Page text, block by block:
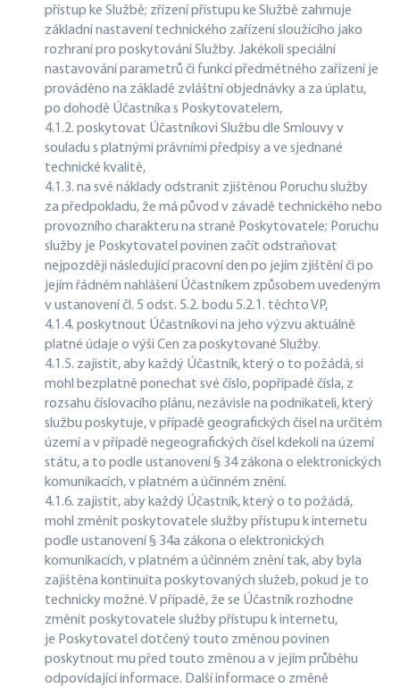
přístup ke Službě; zřízení přístupu ke Službě zahrnuje
základní nastavení technického zařízení sloužícího jako
rozhraní pro poskytování Služby. Jakékoli speciální
nastavování parametrů či funkcí předmětného zařízení je
prováděno na základě zvláštní objednávky a za úplatu,
po dohodě Účastníka s Poskytovatelem,
4.1.2. poskytovat Účastníkovi Službu dle Smlouvy v
souladu s platnými právními předpisy a ve sjednané
technické kvalitě,
4.1.3. na své náklady odstranit zjištěnou Poruchu služby
za předpokladu, že má původ v závadě technického nebo
provozního charakteru na straně Poskytovatele; Poruchu
služby je Poskytovatel povinen začít odstraňovat
nejpozději následující pracovní den po jejím zjištění či po
jejím řádném nahlášení Účastníkem způsobem uvedeným
v ustanovení čl. 5 odst. 5.2. bodu 5.2.1. těchto VP,
4.1.4. poskytnout Účastníkovi na jeho výzvu aktuálně
platné údaje o výši Cen za poskytované Služby.
4.1.5. zajistit, aby každý Účastník, který o to požádá, si
mohl bezplatně ponechat své číslo, popřípadě čísla, z
rozsahu číslovacího plánu, nezávisle na podnikateli, který
službu poskytuje, v případě geografických čísel na určitém
území a v případě negeografických čísel kdekoli na území
státu, a to podle ustanovení § 34 zákona o elektronických
komunikacích, v platném a účinném znění.
4.1.6. zajistit, aby každý Účastník, který o to požádá,
mohl změnit poskytovatele služby přístupu k internetu
podle ustanovení § 34a zákona o elektronických
komunikacích, v platném a účinném znění tak, aby byla
zajištěna kontinuita poskytovaných služeb, pokud je to
technicky možné. V případě, že se Účastník rozhodne
změnit poskytovatele služby přístupu k internetu,
je Poskytovatel dotčený touto změnou povinen
poskytnout mu před touto změnou a v jejím průběhu
odpovídající informace. Další informace o změně